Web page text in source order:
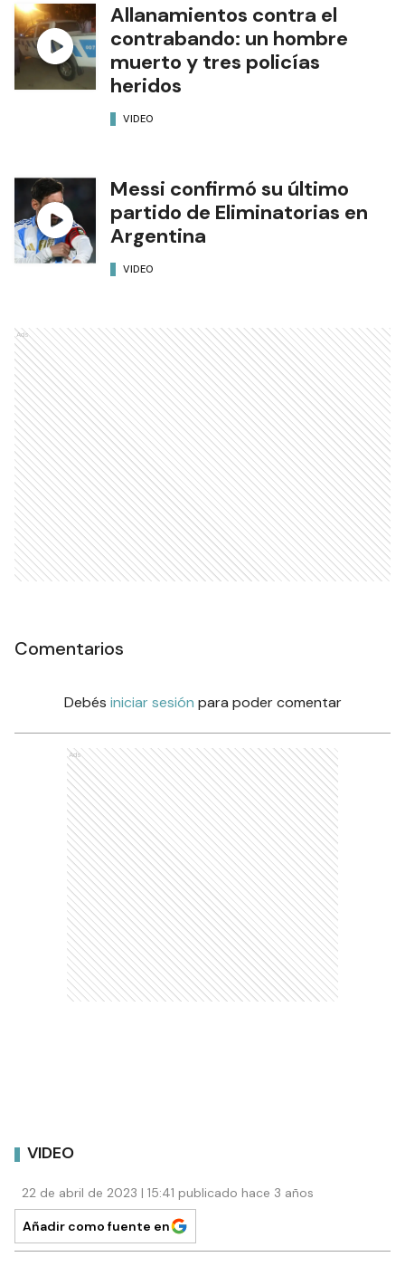
Allanamientos contra el
contrabando: un hombre
muerto y tres policías
heridos
VIDEO
Messi confirmó su último
partido de Eliminatorias en
Argentina
VIDEO
Ads
Comentarios
Debés iniciar sesión para poder comentar
Ads
VIDEO
22 de abril de 2023 | 15:41 publicado hace 3 años
Añadir como fuente en